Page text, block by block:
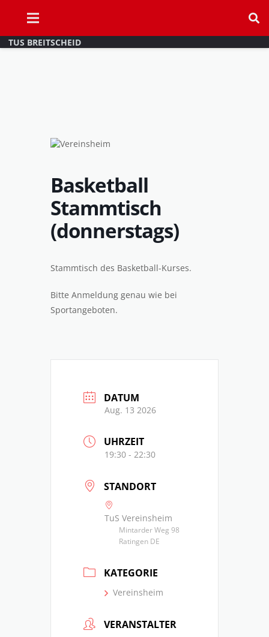
TUS BREITSCHEID
Basketball
Stammtisch
(donnerstags)
Stammtisch des Basketball-Kurses.
Bitte Anmeldung genau wie bei
Sportangeboten.
DATUM
Aug. 13 2026
UHRZEIT
19:30 - 22:30
STANDORT
TuS Vereinsheim
Mintarder Weg 98
Ratingen DE
KATEGORIE
Vereinsheim
VERANSTALTER